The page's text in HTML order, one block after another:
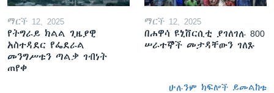
ማርች 12, 2025
የትግራይ ክልል ጊዜያዊ
አስተዳደር የፌደራል
መንግሥቱን ጣልቃ ገብነት
ጠየቀ
ማርች 12, 2025
በሐዋሳ ዩኒቨርሲቲ ያገለገሉ 800
ሠራተኞች መታዳቸውን ገለጹ
ሁሉንም ክፍሎች ይመልከቱ